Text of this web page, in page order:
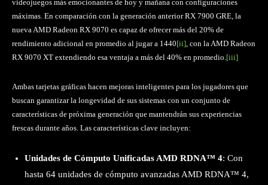
videojuegos más emocionantes de hoy y mañana con configuraciones
máximas. En comparación con la generación anterior RX 7900 GRE, la
nueva AMD Radeon RX 9070 es capaz de ofrecer más del 20% de
rendimiento adicional en promedio al jugar a 1440[ii], con la AMD Radeon
RX 9070 XT extendiendo esa ventaja a más del 40% en promedio.[iii]
Ambas tarjetas gráficas hacen mejoras inteligentes para los jugadores que
buscan garantizar la longevidad de sus sistemas con un conjunto de
características de próxima generación que mantendrán sus experiencias
frescas durante años. Las características clave incluyen:
Unidades de Cómputo Unificadas AMD RDNA™ 4: Con
hasta 64 unidades de cómputo avanzadas AMD RDNA™ 4,